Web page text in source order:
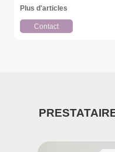
Plus d'articles
Contact